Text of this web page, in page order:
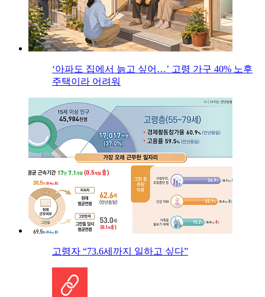
‘아파도 집에서 늙고 싶어…’ 고령 가구 40% 노후
주택이라 어려워
고령자 “73.6세까지 일하고 싶다”